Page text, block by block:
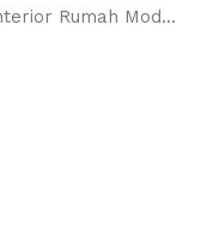
Rumah Mod...